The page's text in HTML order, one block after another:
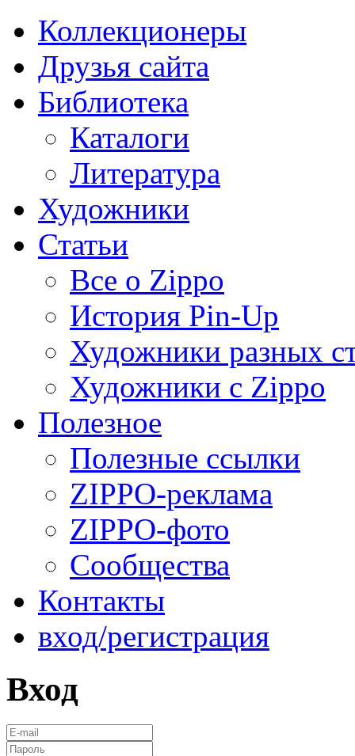
Коллекционеры
Друзья сайта
Библиотека
Каталоги
Литература
Художники
Статьи
Все о Zippo
История Pin-Up
Художники разных
Художники с Zippo
Полезное
Полезные ссылки
ZIPPO-реклама
ZIPPO-фото
Сообщества
Контакты
вход/регистрация
Вход